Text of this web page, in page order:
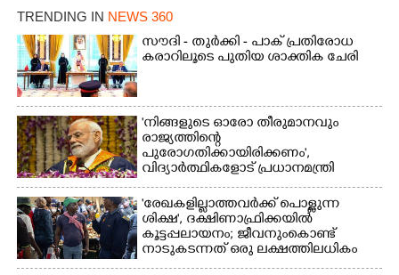
TRENDING IN NEWS 360
സൗദി - തുർക്കി - പാക് പ്രതിരോധ
കരാറിലൂടെ പുതിയ ശാക്തിക ചേരി
'നിങ്ങളുടെ ഓരോ തീരുമാനവും
രാജ്യത്തിന്റെ
പുരോഗതിക്കായിരിക്കണം',​
വിദ്യാർത്ഥികളോട് പ്രധാനമന്ത്രി
'രേഖകളില്ലാത്തവർക്ക് പൊള്ളുന്ന
ശിക്ഷ', ദക്ഷിണാഫ്രിക്കയിൽ
കൂട്ടപ്പലായനം; ജീവനുംകൊണ്ട്
നാടുകടന്നത് ഒരു ലക്ഷത്തിലധികം
പേർ
Share this link
Copy Link